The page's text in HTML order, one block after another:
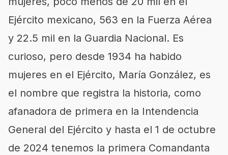
Ejército mexicano, 563 en la Fuerza Aérea
y 22.5 mil en la Guardia Nacional. Es
curioso, pero desde 1934 ha habido
mujeres en el Ejército, María González, es
el nombre que registra la historia, como
afanadora de primera en la Intendencia
General del Ejército y hasta el 1 de octubre
de 2024 tenemos la primera Comandanta